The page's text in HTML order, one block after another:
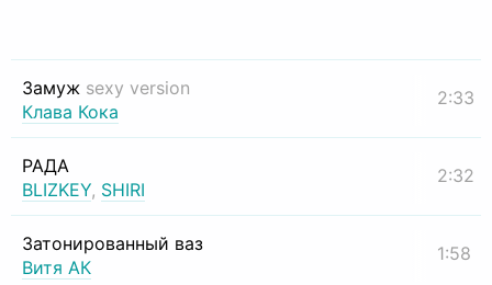
Замуж sexy version
Клава Кока
2:33
РАДА
BLIZKEY, SHIRI
2:32
Затонированный ваз
Витя АК
1:58